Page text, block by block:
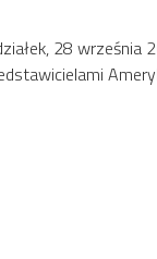
28 września